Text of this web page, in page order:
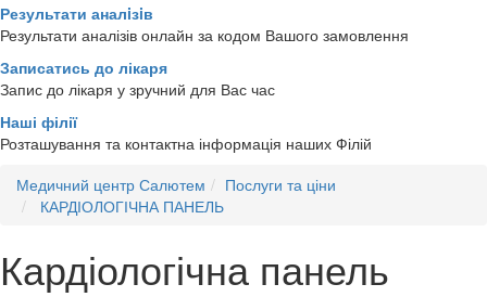
Результати аналiзiв
Результати аналізів онлайн за кодом Вашого замовлення
Записатись до лікаря
Запис до лікаря у зручний для Вас час
Наші філії
Розташування та контактна інформація наших Філій
Медичний центр Салютем
Послуги та ціни
КАРДІОЛОГІЧНА ПАНЕЛЬ
Кардіологічна панель